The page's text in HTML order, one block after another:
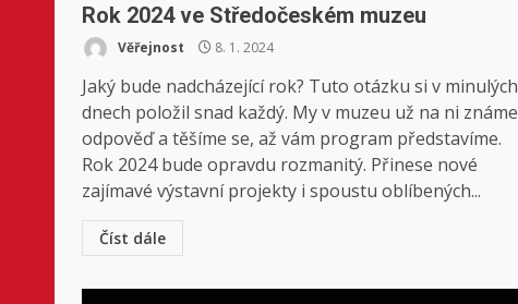
Rok 2024 ve Středočeském muzeu
Věřejnost 8. 1. 2024
Jaký bude nadcházející rok? Tuto otázku si v minulých
dnech položil snad každý. My v muzeu už na ni známe
odpověď a těšíme se, až vám program představíme.
Rok 2024 bude opravdu rozmanitý. Přinese nové
zajímavé výstavní projekty i spoustu oblíbených...
Číst dále